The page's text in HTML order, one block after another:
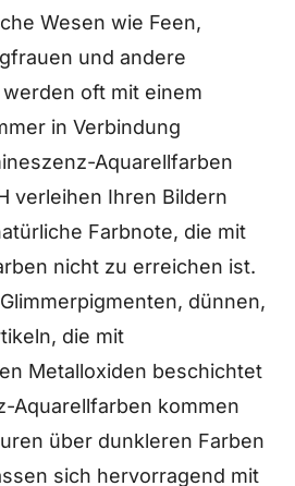
Wesen wie Feen,
und andere
oft mit einem
in Verbindung
Aquarellfarben
verleihen Ihren Bildern
Farbnote, die mit
nicht zu erreichen ist.
dünnen,
die mit
Metalloxiden beschichtet
Aquarellfarben kommen
über dunkleren Farben
sich hervorragend mit